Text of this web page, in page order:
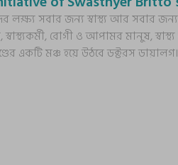
লক্ষ্য সবার জন্য স্বাস্থ্য আর সবার
স্বাস্থ্যকর্মী, রোগী ও আপামর মানুষ,
একটি মঞ্চ হয়ে উঠবে ডক্টরস ডায়ালগ।